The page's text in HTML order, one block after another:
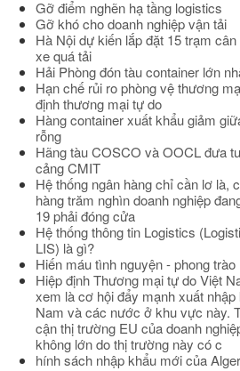
Gỡ điểm nghẽn hạ tầng logistics
Gỡ khó cho doanh nghiệp vận tải
Hà Nội dự kiến lắp đặt 15 trạm
xe quá tải
Hải Phòng đón tàu container lớn
Hạn chế rủi ro phòng vệ thương
định thương mại tự do
Hàng container xuất khẩu giảm
rỗng
Hãng tàu COSCO và OOCL đưa
cảng CMIT
Hệ thống ngân hàng chỉ cần lơ là,
hàng trăm nghìn doanh nghiệp
19 phải đóng cửa
Hệ thống thông tin Logistics
LIS) là gì?
Hiến máu tình nguyện - phong
Hiệp định Thương mại tự do Việt
xem là cơ hội đẩy mạnh xuất
Nam và các nước ở khu vực này.
cận thị trường EU của doanh
không lớn do thị trường này có c
hính sách nhập khẩu mới của